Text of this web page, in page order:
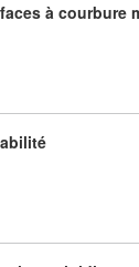
à courbure